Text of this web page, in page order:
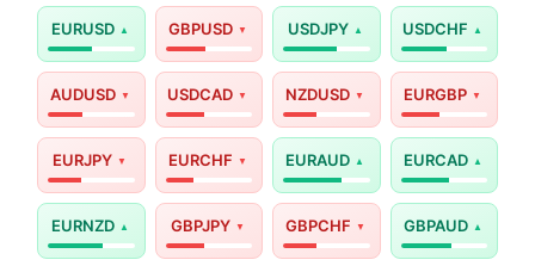
EURUSD GBPUSD USDJPY USDCHF
AUDUSD USDCAD NZDUSD EURGBP
EURJPY EURCHF EURAUD EURCAD
EURNZD GBPJPY GBPCHF GBPAUD